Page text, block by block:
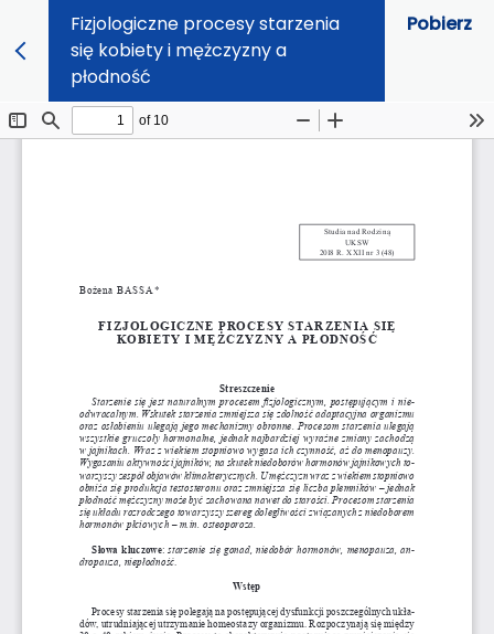
Fizjologiczne procesy starzenia
się kobiety i mężczyzny a
płodność
Pobierz